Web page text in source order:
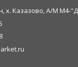
х. Казазово, А/М М4-